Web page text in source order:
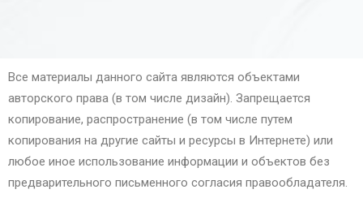
Все материалы данного сайта являются объектами
авторского права (в том числе дизайн). Запрещается
копирование, распространение (в том числе путем
копирования на другие сайты и ресурсы в Интернете) или
любое иное использование информации и объектов без
предварительного письменного согласия правообладателя.